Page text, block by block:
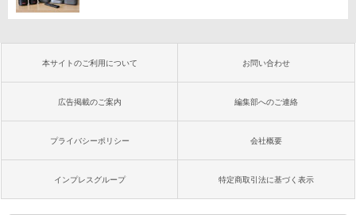
本サイトのご利用について お問い合わせ
広告掲載のご案内 編集部へのご連絡
プライバシーポリシー 会社概要
インプレスグループ 特定商取引法に基づく表示